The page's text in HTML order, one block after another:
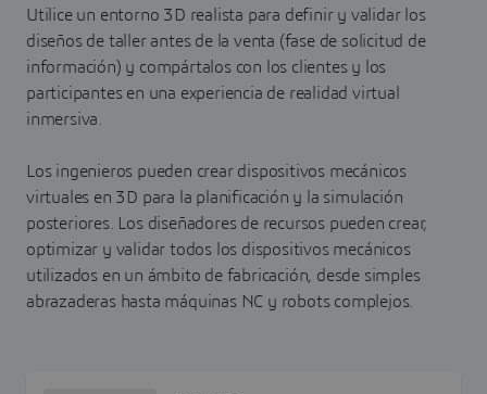
Utilice un entorno 3D realista para definir y validar los
diseños de taller antes de la venta (fase de solicitud de
información) y compártalos con los clientes y los
participantes en una experiencia de realidad virtual
inmersiva.
Los ingenieros pueden crear dispositivos mecánicos
virtuales en 3D para la planificación y la simulación
posteriores. Los diseñadores de recursos pueden crear,
optimizar y validar todos los dispositivos mecánicos
utilizados en un ámbito de fabricación, desde simples
abrazaderas hasta máquinas NC y robots complejos.